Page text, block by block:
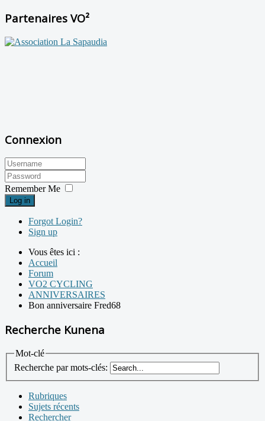
Partenaires VO²
Connexion
Remember Me
Log in
Forgot Login?
Sign up
Vous êtes ici :
Accueil
Forum
VO2 CYCLING
ANNIVERSAIRES
Bon anniversaire Fred68
Recherche Kunena
Mot-clé
Recherche par mots-clés:
Rubriques
Sujets récents
Rechercher